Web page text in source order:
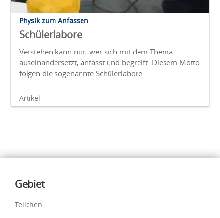
Physik zum Anfassen
Schülerlabore
Verstehen kann nur, wer sich mit dem Thema
auseinandersetzt, anfasst und begreift. Diesem Motto
folgen die sogenannte Schülerlabore.
Artikel
Inhalte
Gebiet
Teilchen